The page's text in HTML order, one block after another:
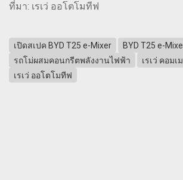
ที่มา: เรเว่ ออโตโมทีฟ
เปิดสเปค BYD T25 e-Mixer
BYD T25 e-
รถโม่ผสมคอนกรีตพลังงานไฟฟ้า
เรเว่ คอม
เรเว่ ออโตโมทีฟ